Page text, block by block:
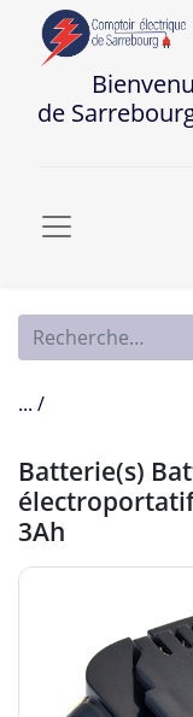
Bienvenue
de
... /
Batterie(s)
3Ah